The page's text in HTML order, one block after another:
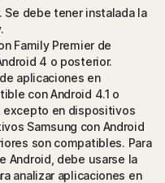
Se debe tener instalada la
Family Premier de
4 o posterior.
aplicaciones en
con Android 4.1 o
en dispositivos
Samsung con Android
son compatibles. Para
Android, debe usarse la
analizar aplicaciones en